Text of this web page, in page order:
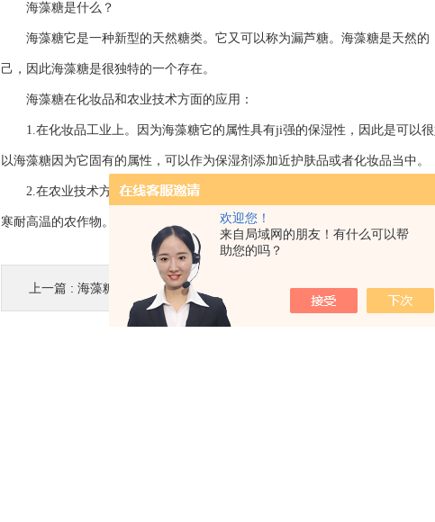
欢迎您！
来自局域网的朋友！有什么可以帮
助您的吗？
海藻糖是什么？
海藻糖它是一种新型的天然糖类。它又可以称为漏芦糖。海藻糖是天然的
己，因此海藻糖是很独特的一个存在。
海藻糖在化妆品和农业技术方面的应用：
1.在化妆品工业上。因为海藻糖它的属性具有ji强的保湿性，因此是可以
以海藻糖因为它固有的属性，可以作为保湿剂添加近护肤品或者化妆品当中。
2.在农业技术方面。前面提到海藻糖在高温高寒的恶劣环境下也不易被破
寒耐高温的农作物。
上一篇 : 海藻糖在食品方面的应用 下一篇 :辅助